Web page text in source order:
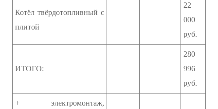
Котёл твёрдотопливный с
плитой
22
000
руб.
ИТОГО:
280
996
руб.
+ электромонтаж,